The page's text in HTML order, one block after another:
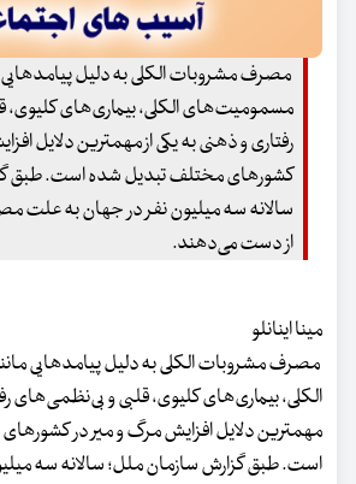
مصرف مشروبات الکلی به دلیل پیامدهایی
مسمومیت‌های الکلی، بیماری‌های کلیوی،
رفتاری و ذهنی به یکی از مهمترین دلایل
کشورهای مختلف تبدیل شده است. طبق
سالانه سه میلیون نفر در جهان به علت
از دست می‌دهند.
مینا اینانلو
مصرف مشروبات الکلی به دلیل پیامدهایی
الکلی، بیماری‌های کلیوی، قلبی و بی‌نظمی‌های
مهمترین دلایل افزایش مرگ و میر در
است. طبق گزارش سازمان ملل؛ سالانه سه